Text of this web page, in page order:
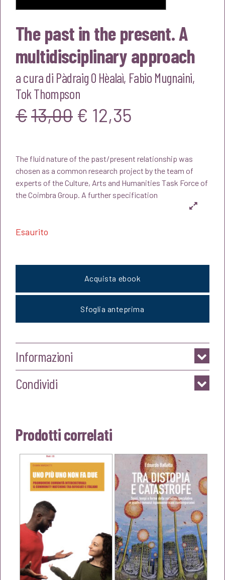
The past in the present. A
multidisciplinary approach
a cura di Pàdraig O Hèalaì, Fabio Mugnaini,
Tok Thompson
€13,00 Il
originale
era:
€ 12,35
attuale
è:
The fluid nature of the past/present relationship was
chosen as a common research project by the team of
experts of the Culture, Arts and Humanities Task Force of
the Coimbra Group. A further specification
Esaurito
Acquista ebook
Sfoglia anteprima
Informazioni
Condividi
Prodotti correlati